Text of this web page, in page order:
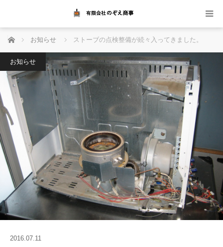
ホーム お知らせ ストーブの点検整備が続々入ってきました。
お知らせ
2016.07.11